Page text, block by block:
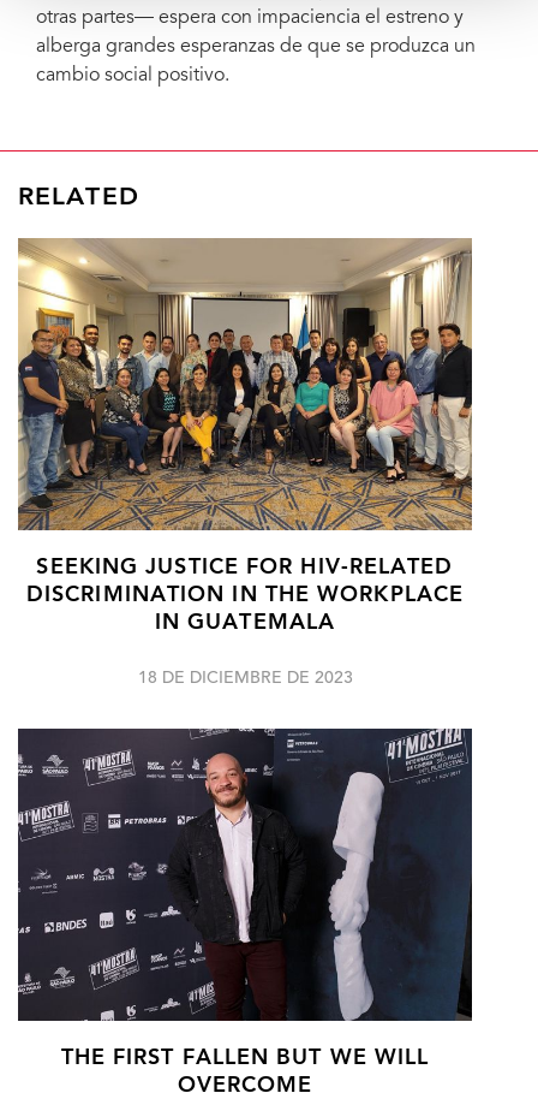
otras partes— espera con impaciencia el estreno y
alberga grandes esperanzas de que se produzca un
cambio social positivo.
RELATED
SEEKING JUSTICE FOR HIV-RELATED
DISCRIMINATION IN THE WORKPLACE
IN GUATEMALA
18 DE DICIEMBRE DE 2023
THE FIRST FALLEN BUT WE WILL
OVERCOME